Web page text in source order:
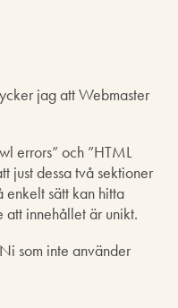
jag att Webmaster
errors” och ”HTML
just dessa två sektioner
sätt kan hitta
att innehållet är unikt.
som inte använder